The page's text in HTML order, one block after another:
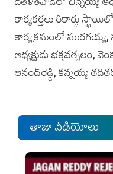
కార్యకర్తలు రికార్డు
కార్యక్రమంలో మురగయ్య,
అధ్యక్షుడు
ఆనంద్‌రెడ్డి, కన్నయ్య
తాజా వీడియోలు